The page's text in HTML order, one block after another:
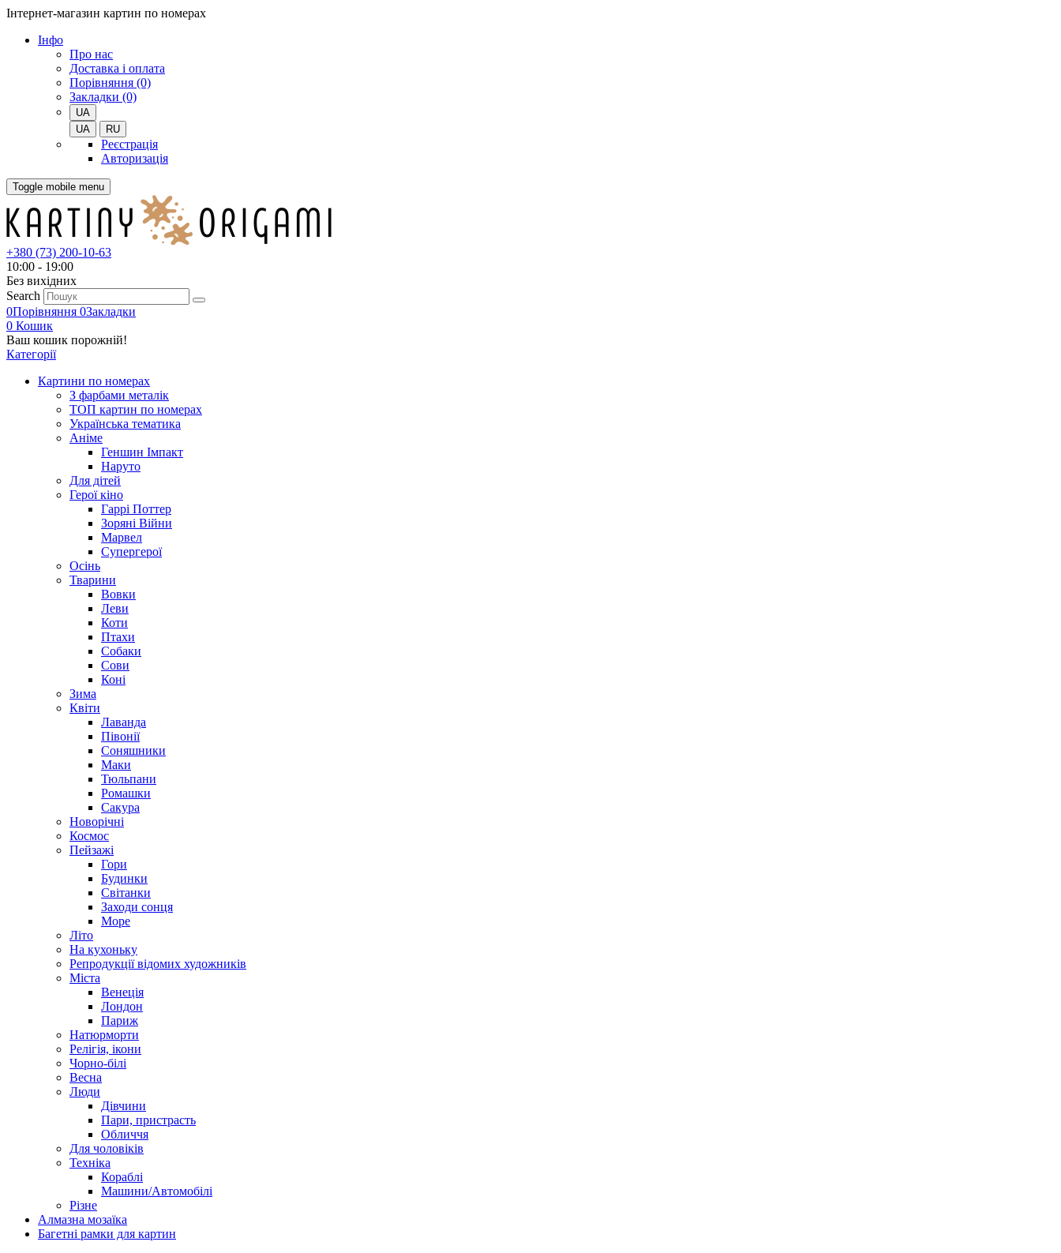
Інтернет-магазин картин по номерах
Iнфо
Про нас
Доставка і оплата
Порівняння (0)
Закладки (0)
UA
UA
RU
Реєстрація
Авторизація
Toggle mobile menu
+380 (73) 200-10-63
10:00 - 19:00
Без вихiдних
Search
0Порівняння 0Закладки
0 Кошик
Ваш кошик порожній!
Категорії
Картини по номерах
З фарбами металік
ТОП картин по номерах
Українська тематика
Аніме
Геншин Імпакт
Наруто
Для дітей
Герої кіно
Гаррі Поттер
Зоряні Війни
Марвел
Супергерої
Осінь
Тварини
Вовки
Леви
Коти
Птахи
Собаки
Сови
Коні
Зима
Квіти
Лаванда
Півонії
Соняшники
Маки
Тюльпани
Ромашки
Сакура
Новорічні
Космос
Пейзажі
Гори
Будинки
Світанки
Заходи сонця
Море
Літо
На кухоньку
Репродукції відомих художників
Міста
Венеція
Лондон
Париж
Натюрморти
Релігія, ікони
Чорно-білі
Весна
Люди
Дівчини
Пари, пристрасть
Обличчя
Для чоловіків
Техніка
Кораблі
Машини/Автомобілі
Різне
Алмазна мозаїка
Багетні рамки для картин